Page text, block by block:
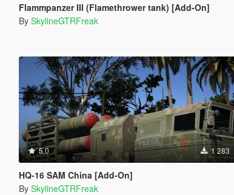
Flammpanzer III (Flamethrower tank) [Add-On]
By SkylineGTRFreak
5.0 1 283
HQ-16 SAM China [Add-On]
By SkylineGTRFreak